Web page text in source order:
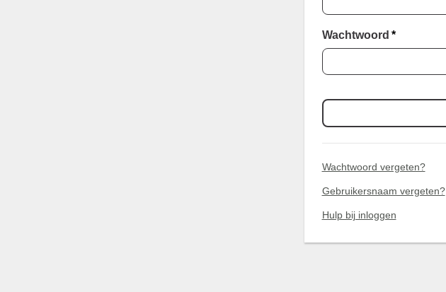
Wachtwoord *
Wachtwoord vergeten?
Gebruikersnaam vergeten?
Hulp bij inloggen